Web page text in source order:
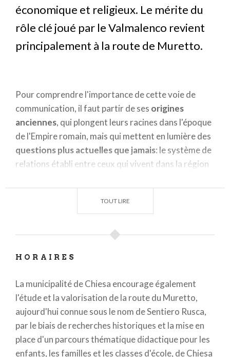
économique et religieux. Le mérite du
rôle clé joué par le Valmalenco revient
principalement à la route de Muretto.
Pour comprendre l'importance de cette voie de
communication, il faut partir de ses origines
anciennes, qui plongent leurs racines dans l'époque
de l'Empire romain, mais qui mettent en lumière des
questions plus actuelles que jamais: le système de
relations établi entre ceux qui vivent dans la région
de cultures, d'idées et d'idéaux qui en découle.
L'anciennevia del Murettopartait de Sondrio et
d'environ 2200 m, atteignait le col du même nom à
valléesuissedu Muretto jusqu'au col de la Maloja.
La situation centrale de cette route et la relative
facilité de son tracé l'ont rendue particulièrement
populaire dès leMoyen-Âge. La route médiévale
devait suivre presque entièrement une route
TOUT LIRE
HORAIRES
La municipalité de Chiesa encourage également
l'étude et la valorisation de la route du Muretto,
aujourd'hui connue sous le nom de Sentiero Rusca,
par le biais de recherches historiques et la mise en
place d'un parcours thématique didactique pour les
enfants, les familles et les classes d'école, de Chiesa